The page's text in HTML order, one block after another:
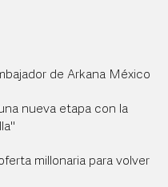
de Arkana México
nueva etapa con la
millonaria para volver